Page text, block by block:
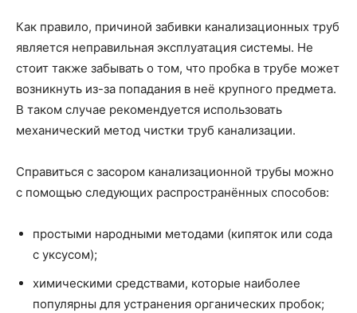
Как правило, причиной забивки канализационных труб
является неправильная эксплуатация системы. Не
стоит также забывать о том, что пробка в трубе может
возникнуть из-за попадания в неё крупного предмета.
В таком случае рекомендуется использовать
механический метод чистки труб канализации.
Справиться с засором канализационной трубы можно
с помощью следующих распространённых способов:
простыми народными методами (кипяток или сода
с уксусом);
химическими средствами, которые наиболее
популярны для устранения органических пробок;